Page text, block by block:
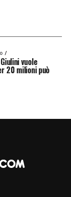
vuole
20 milioni può